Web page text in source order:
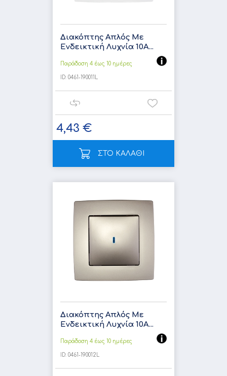
Διακόπτης Απλός Με
Ενδεικτική Λυχνία 10A...
Παράδοση 4 έως 10 ημέρες
ID: 0461-190011L
4,43 €
ΣΤΟ ΚΑΛΑΘΙ
Διακόπτης Απλός Με
Ενδεικτική Λυχνία 10A...
Παράδοση 4 έως 10 ημέρες
ID: 0461-190012L